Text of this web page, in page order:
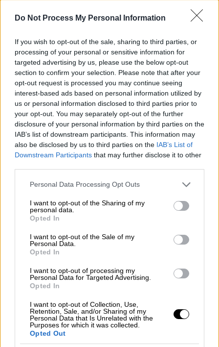
Do Not Process My Personal Information
If you wish to opt-out of the sale, sharing to third parties, or
processing of your personal or sensitive information for
targeted advertising by us, please use the below opt-out
section to confirm your selection. Please note that after your
opt-out request is processed you may continue seeing
interest-based ads based on personal information utilized by
us or personal information disclosed to third parties prior to
your opt-out. You may separately opt-out of the further
disclosure of your personal information by third parties on the
IAB’s list of downstream participants. This information may
also be disclosed by us to third parties on the IAB’s List of
Downstream Participants that may further disclose it to other
Please note that this website/app uses one or more Google
not limited to your visit or usage behaviour. You may click to
grant or deny consent to Google and its third-party tags to
use your data for below specified purposes in below Google
consent section.
Personal Data Processing Opt Outs
I want to opt-out of the Sharing of my
personal data.
Opted In
I want to opt-out of the Sale of my
Personal Data.
Opted In
I want to opt-out of processing my
Personal Data for Targeted Advertising.
Opted In
I want to opt-out of Collection, Use,
Retention, Sale, and/or Sharing of my
Personal Data that Is Unrelated with the
Purposes for which it was collected.
Opted Out
τη διάρκεια του τοκετού.
υποχρέωση κατά τη σειρά αναφοράς της παρ.
1, η δε υποχρέωση των επομένων γεννάται
μόνον εφόσον ο προηγουμένως αναφερθείς
υπόχρεος δεν υπάρχει ή κωλύεται να
δηλώσει τη γέννηση.
3. Η δήλωση μπορεί να γίνει και από
αντιπρόσωπο καθενός εκ των γονέων,
εφόσον αυτός είναι εφοδιασμένος με ειδική
εντολή δυνάμει συμβολαιογραφικού
ρυθμίζονται όλα τα θέματα που αφορούν
στην προσθήκη ή αντικατάσταση στοιχείων
που απαιτούνται για τη σύνταξη ληξιαρχικών
πράξεων κατά την καταχώριση αυτών στα
ληξιαρχικά βιβλία, σύμφωνα με τα οριζόμενα
στον παρόντα νόμο, καθώς και κάθε αναγκαία
νόμου.».
1. Μετά το άρθρο 228 του Κώδικα Ατομικού
Εργατικού Δικαίου (π.δ. 80/2022, Α΄ 222),
περί της ειδικής άδειας προστασίας της